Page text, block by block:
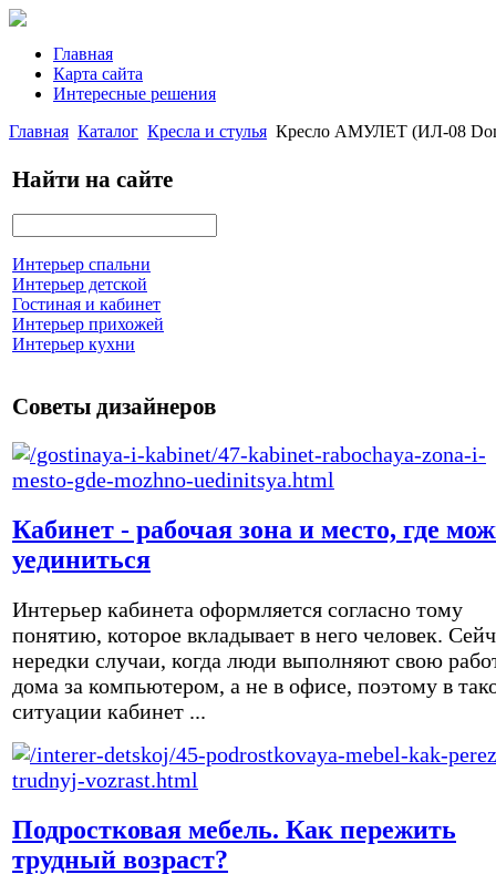
Главная
Карта сайта
Интересные решения
Главная Каталог Кресла и стулья Кресло АМУЛЕТ (ИЛ-08
Найти на сайте
Интерьер спальни
Интерьер детской
Гостиная и кабинет
Интерьер прихожей
Интерьер кухни
Советы дизайнеров
Кабинет - рабочая зона и место, где
уединиться
Интерьер кабинета оформляется согласно тому
понятию, которое вкладывает в него человек.
нередки случаи, когда люди выполняют свою
дома за компьютером, а не в офисе, поэтому в
ситуации кабинет ...
Подростковая мебель. Как пережить
трудный возраст?